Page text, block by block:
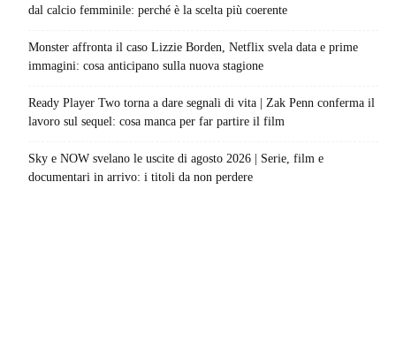
dal calcio femminile: perché è la scelta più coerente
Monster affronta il caso Lizzie Borden, Netflix svela data e prime
immagini: cosa anticipano sulla nuova stagione
Ready Player Two torna a dare segnali di vita | Zak Penn conferma il
lavoro sul sequel: cosa manca per far partire il film
Sky e NOW svelano le uscite di agosto 2026 | Serie, film e
documentari in arrivo: i titoli da non perdere